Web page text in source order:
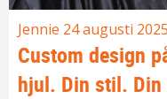
Jennie 24 augusti 2025
Custom design
hjul. Din stil.